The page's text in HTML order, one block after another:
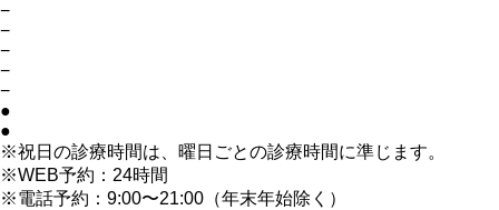
−
−
−
−
−
●
●
※祝日の診療時間は、曜日ごとの診療時間に準じます。
※WEB予約：24時間
※電話予約：9:00〜21:00（年末年始除く）